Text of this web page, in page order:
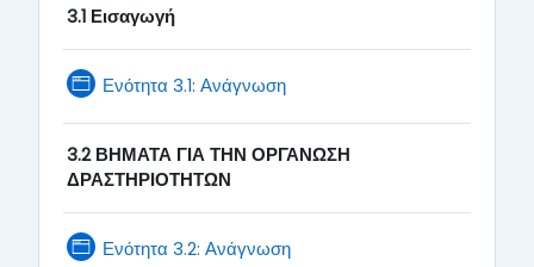
3.1 Εισαγωγή
Ενότητα 3.1: ΑνάγνωσηPage
3.2 ΒΗΜΑΤΑ ΓΙΑ ΤΗΝ ΟΡΓΑΝΩΣΗ
ΔΡΑΣΤΗΡΙΟΤΗΤΩΝ
Ενότητα 3.2: ΑνάγνωσηPage